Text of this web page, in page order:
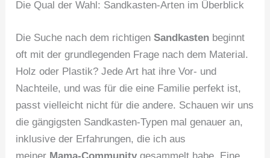
Die Qual der Wahl: Sandkasten-Arten im Überblick
Die Suche nach dem richtigenSandkasten beginnt
oft mit der grundlegenden Frage nach dem Material.
Holz oder Plastik? Jede Art hat ihre Vor- und
Nachteile, und was für die eine Familie perfekt ist,
passt vielleicht nicht für die andere. Schauen wir uns
die gängigsten Sandkasten-Typen mal genauer an,
inklusive der Erfahrungen, die ich aus